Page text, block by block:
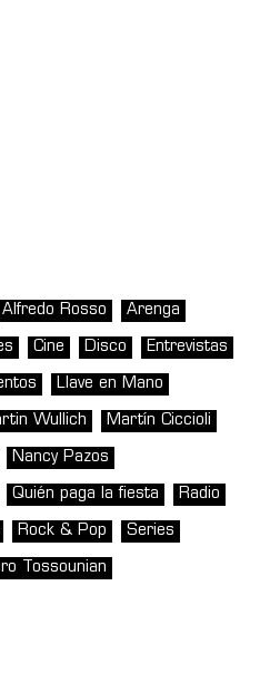
Alfredo Rosso Arenga
Cine Disco Entrevistas
Llave en Mano
Wullich Martín Ciccioli
Nancy Pazos
Quién paga la fiesta Radio
Rock & Pop Series
Tossounian